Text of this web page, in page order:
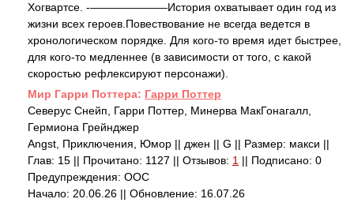
Хогвартсе. -———————История охватывает один год из
жизни всех героев.Повествование не всегда ведется в
хронологическом порядке. Для кого-то время идет быстрее,
для кого-то медленнее (в зависимости от того, с какой
скоростью рефлексируют персонажи).
Mир Гарри Поттера: Гарри Поттер
Северус Снейп, Гарри Поттер, Минерва МакГонагалл,
Гермиона Грейнджер
Angst, Приключения, Юмор || джен || G || Размер: макси ||
Глав: 15 || Прочитано: 1127 || Отзывов: 1 || Подписано: 0
Предупреждения: ООС
Начало: 20.06.26 || Обновление: 16.07.26